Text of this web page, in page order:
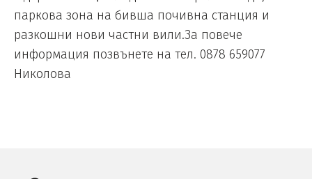
паркова зона на бивша почивна станция и
разкошни нови частни вили.За повече
информация позвънете на тел. 0878 659077
Николова